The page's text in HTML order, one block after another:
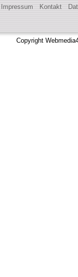
Impressum Kontakt
Copyright